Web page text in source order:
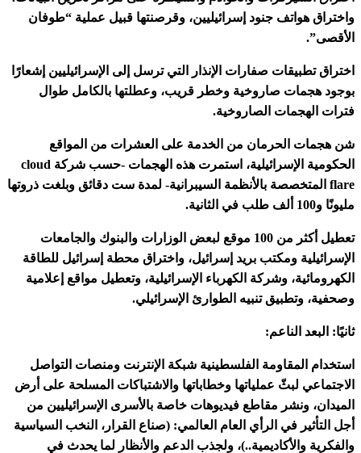
واختراق هواتف جنود إسرائيليين، وقرصنتها قبيل عملية “طوفان
الأقصى”.
اختراق تطبيقات صفارات الإنذار التي ترسل إلى الإسرائيليين إشعارًا
بوجود هجمات صاروخية وخطر قريب، وعطلتها بالكامل طوال
فترات الهجمات الصاروخية.
شن هجمات الحرمان من الخدمة على العشرات من المواقع
الحكومية الإسرائيلية، استمرت هذه الهجمات -حسب شركة cloud
flare المتخصصة بالأنظمة السيبرانية- لمدة ست دقائق وبلغت ذروتها
مليونًا و100 ألف طلب في الثانية.
تعطيل أكثر من 100 موقع لبعض الوزارات والبنوك والجامعات
الإسرائيلية ومكتب بريد إسرائيل، واختراق محطة إسرائيل للطاقة
الكهرومائية، وشركة الكهرباء الإسرائيلية، وتعطيل مواقع إعلامية
وصحفية، وتطبيق تنبيه الطوارئ الإسرائيلي.
ثانيًا: البعد الناعم:
استخدام المقاومة الفلسطينية شبكة الإنترنت ومنصات التواصل
الاجتماعي لبثّ عملياتها وخطاباتها والاشتباكات المسلحة على أرض
الميدان، ونشر مقاطع فيديوهات خاصة بالأسرى الإسرائيليين من
أجل التأثير في الرأي العام العالمي: (صناع القرار، النخب السياسية
والفكرية والأكاديمية..)، ولجذب الدعم والأنظار لما يحدث في